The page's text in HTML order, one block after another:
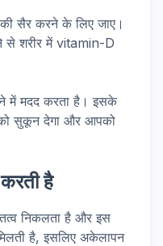
सैर करने के लिए जाए।
से शरीर में vitamin-D
मदद करता है। इसके
सुकून देगा और आपको
है
निकलता है और इस
है, इसलिए अकेलापन